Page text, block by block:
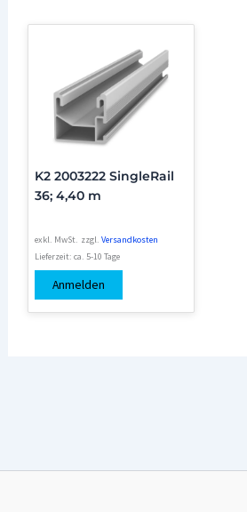
K2 2003222 SingleRail
36; 4,40 m
exkl. MwSt. zzgl.Versandkosten
Lieferzeit:ca. 5-10 Tage
Anmelden